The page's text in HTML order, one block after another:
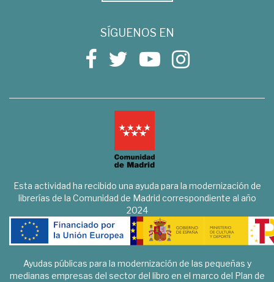
SÍGUENOS EN
Esta actividad ha recibido una ayuda para la modernización de
librerías de la Comunidad de Madrid correspondiente al año
2024
Ayudas públicas para la modernización de las pequeñas y
medianas empresas del sector del libro en el marco del Plan de